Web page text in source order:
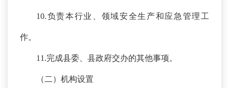
10.负责本行业、领域安全生产和应急管理工
作。
11.完成县委、县政府交办的其他事项。
（二）机构设置